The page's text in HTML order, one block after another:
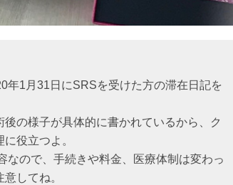
年1月31日にSRSを受けた方の滞在日記を
の様子が具体的に書かれているから、ク
役立つよ。
なので、手続きや料金、医療体制は変わっ
してね。